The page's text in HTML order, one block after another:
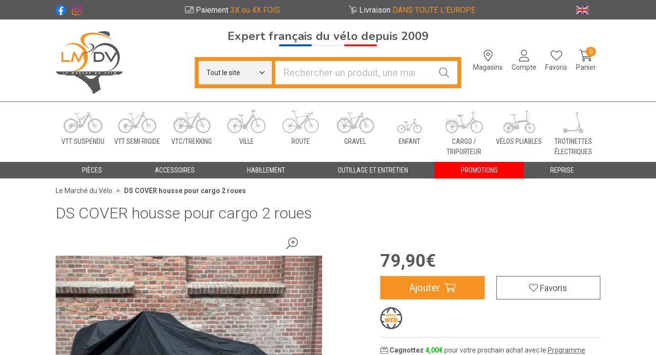
Paiement 3X ou 4X FOIS Livraison DANS TOUTE L’EUROPE
Le Marché du Vélo Votre distributeurs de vélo
Magasins Compte Favoris Panier
0
Expert français du vélo depuis 2009
VTT SUSPENDU VTT SEMI-RIGIDE VTC/TREKKING VILLE ROUTE GRAVEL ENFANT
CARGO /
TRIPORTEUR
VÉLOS PLIABLES
TROTINETTES
ÉLECTRIQUES
PIÈCES ACCESSOIRES HABILLEMENT OUTILLAGE ET ENTRETIEN PROMOTIONS REPRISE
Le Marché du Vélo DS COVER housse pour cargo 2 roues
DS COVER housse pour cargo 2 roues
79,90€
Ajouter Favoris
Cagnottez 4,00€pour votre prochain achat avec le Programme